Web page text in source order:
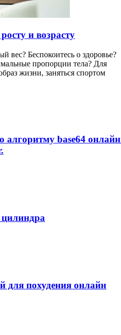
и возрасту
вес? Беспокоитесь о здоровье?
пропорции тела? Для
жизни, заняться спортом
base64
для похудения онлайн